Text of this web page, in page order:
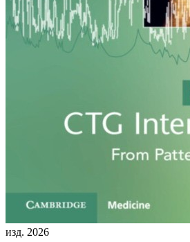
изд. 2026